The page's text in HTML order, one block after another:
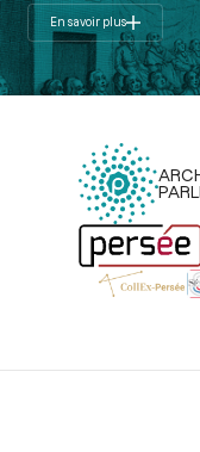
En savoir plus
Menu